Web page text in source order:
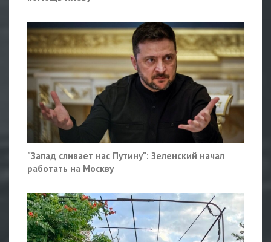
"Запад сливает нас Путину": Зеленский начал
работать на Москву